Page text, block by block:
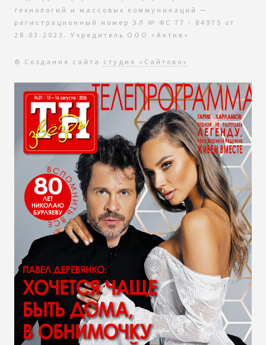
технологий и массовых коммуникаций —
регистрационный номер ЭЛ № ФС 77 - 84975 от
28.03.2023. Учредитель ООО «Актив»
© Создание сайта студия «Сайтово»